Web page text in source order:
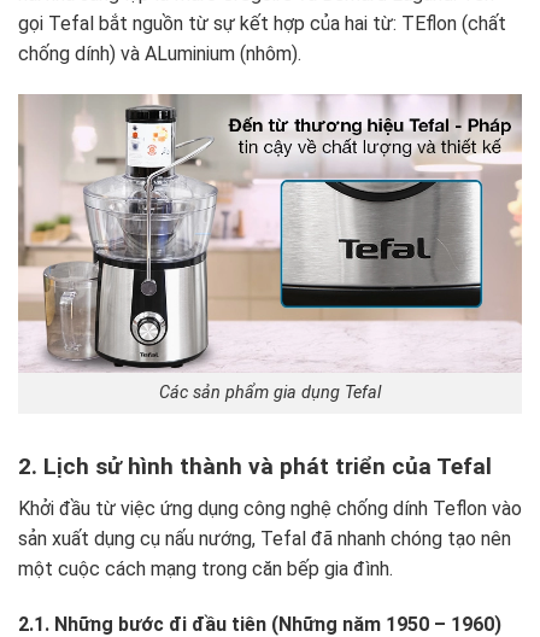
gọi Tefal bắt nguồn từ sự kết hợp của hai từ: TEflon (chất
chống dính) và ALuminium (nhôm).
Các sản phẩm gia dụng Tefal
2. Lịch sử hình thành và phát triển của Tefal
Khởi đầu từ việc ứng dụng công nghệ chống dính Teflon vào
sản xuất dụng cụ nấu nướng, Tefal đã nhanh chóng tạo nên
một cuộc cách mạng trong căn bếp gia đình.
2.1. Những bước đi đầu tiên (Những năm 1950 – 1960)